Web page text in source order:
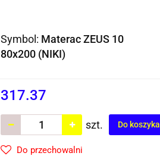
Symbol: Materac ZEUS 10
80x200 (NIKI)
317.37
szt. Do koszyka
Do przechowalni